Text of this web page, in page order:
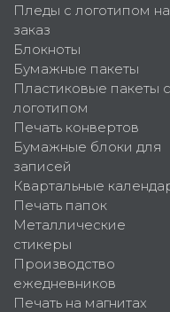
Пледы с логотипом на
заказ
Блокноты
Бумажные пакеты
Пластиковые пакеты с
логотипом
Печать конвертов
Бумажные блоки для
записей
Квартальные
Печать папок
Металлические
стикеры
Производство
ежедневников
Печать на магнитах